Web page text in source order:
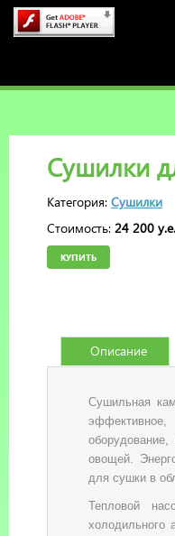
Станьте
Сушилки
Категория: Сушилки
Стоимость: 24 200 у.е.
КУПИТЬ
Описание
Сушильная
овощей.
для сушки в
Тепловой
холодильного